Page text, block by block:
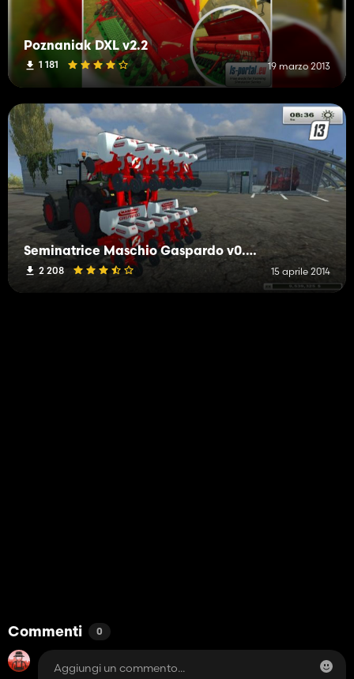
Poznaniak DXL v2.2
1 181 19 marzo 2013
Seminatrice Maschio Gaspardo v0.5 beta
2 208 15 aprile 2014
Commenti 0